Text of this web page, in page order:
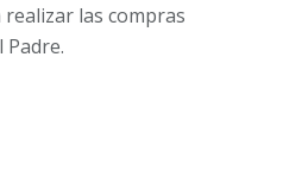
las compras
Padre.